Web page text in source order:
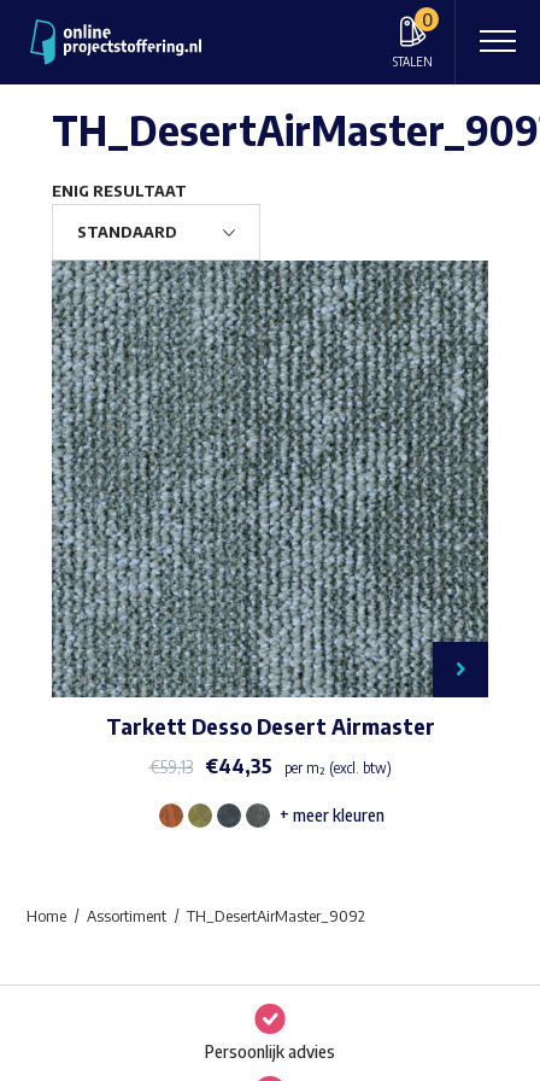
0
STALEN
ENIG RESULTAAT
Tarkett Desso Desert Airmaster
€59,13 €44,35 per m² (excl. btw)
Dit
Deze
optie
kan
+ meer kleuren
Home Assortiment TH_DesertAirMaster_9092
Persoonlijk advies